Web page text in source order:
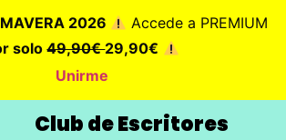
2026
Accede a PREMIUM
solo49,90€29,90€
Unirme
Club de Escritores